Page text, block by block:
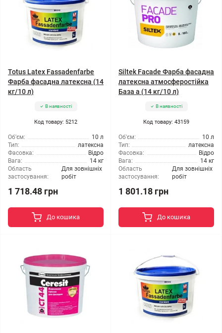
Totus Latex Fassadenfarbe
Фарба фасадна латексна (14
кг/10 л)
В наявності
Код товару: 5212
Об'єм:
10 л
Тип:
латексна
Фасовка:
Відро
Вага:
14 кг
Область
застосування:
Для зовнішніх
робіт
1 718.48 грн
До кошика
Siltek Facade Фарба фасадна
латексна атмосферостійка
База а (14 кг/10 л)
В наявності
Код товару: 43159
Об'єм:
10 л
Тип:
латексна
Фасовка:
Відро
Вага:
14 кг
Область
застосування:
Для зовнішніх
робіт
1 801.18 грн
До кошика